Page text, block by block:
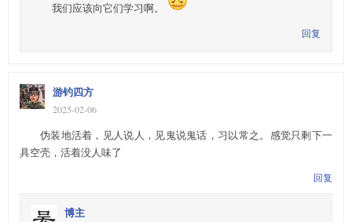
我们应该向它们学习啊。
回复
游钓四方
2025-02-06
伪装地活着，见人说人，见鬼说鬼话，习以常之。感觉只剩下一
具空壳，活着没人味了
回复
博主